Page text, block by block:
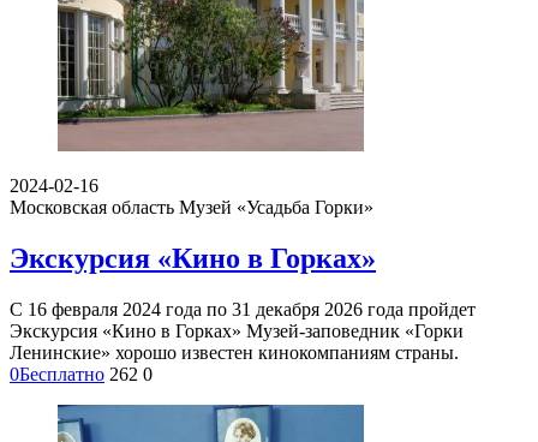
2024-02-16
Московская область Музей «Усадьба Горки»
Экскурсия «Кино в Горках»
С 16 февраля 2024 года по 31 декабря 2026 года пройдет
Экскурсия «Кино в Горках» Музей-заповедник «Горки
Ленинские» хорошо известен кинокомпаниям страны.
0Бесплатно 262 0